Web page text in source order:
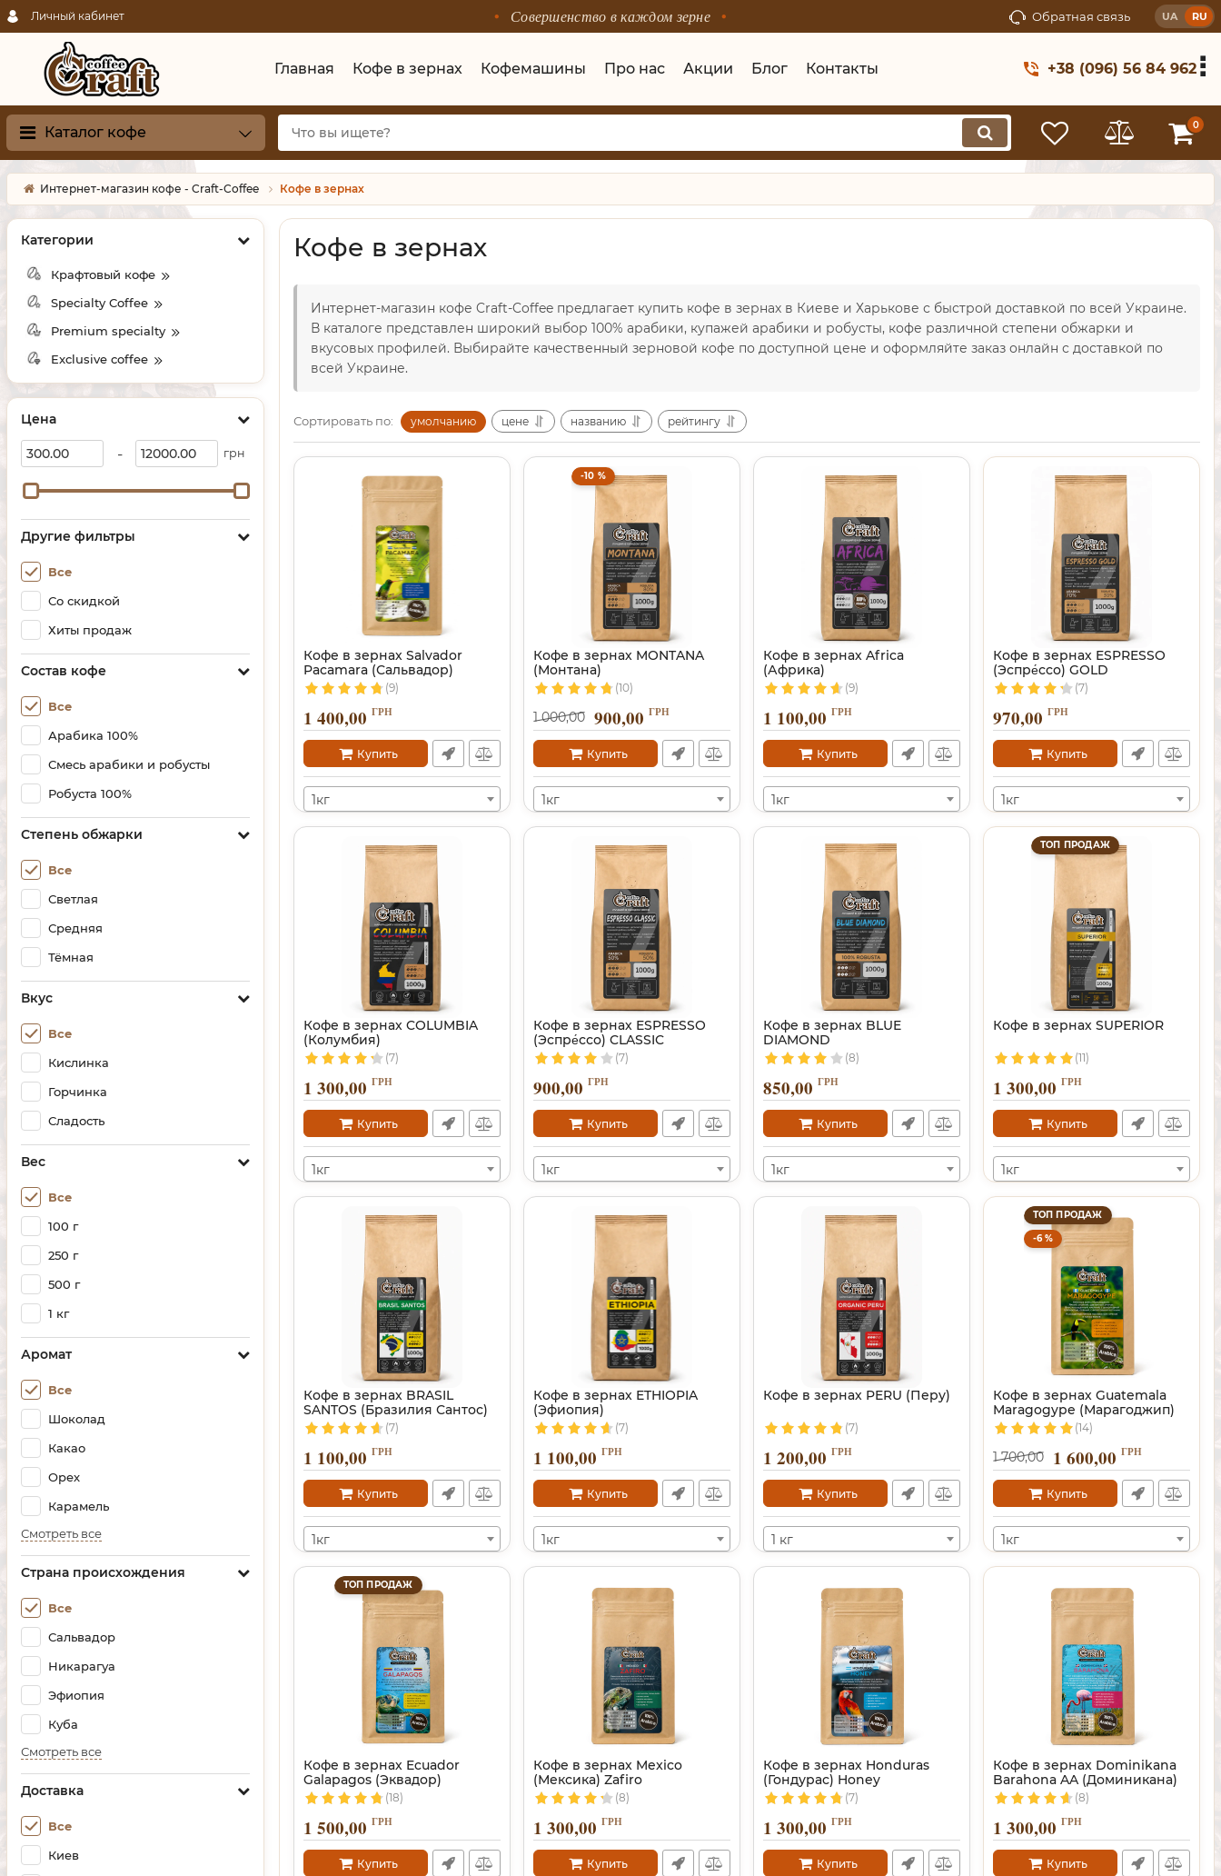
Личный кабинет Совершенство в каждом зерне Обратная связь UA RU
Главная Кофе в зернах Кофемашины Про нас Акции Блог Контакты +38 (096) 56 84 962
Каталог кофе 0
Интернет-магазин кофе - Craft-Coffee Кофе в зернах
Категории
Крафтовый кофе
Specialty Coffee
Premium specialty
Exclusive coffee
Цена
- грн
Другие фильтры
Все
Со скидкой
Хиты продаж
Состав кофе
Все
Арабика 100%
Смесь арабики и робусты
Робуста 100%
Степень обжарки
Все
Светлая
Средняя
Тёмная
Вкус
Все
Кислинка
Горчинка
Сладость
Вес
Все
100 г
250 г
500 г
1 кг
Аромат
Все
Шоколад
Какао
Орех
Карамель
Смотреть все
Страна происхождения
Все
Сальвадор
Никарагуа
Эфиопия
Куба
Смотреть все
Доставка
Все
Киев
Кофе в зернах
Интернет-магазин кофе Craft-Coffee предлагает купить кофе в зернах в Киеве и Харькове с быстрой доставкой по всей Украине.
В каталоге представлен широкий выбор 100% арабики, купажей арабики и робусты, кофе различной степени обжарки и
вкусовых профилей. Выбирайте качественный зерновой кофе по доступной цене и оформляйте заказ онлайн с доставкой по
всей Украине.
Сортировать по: умолчанию цене названию рейтингу
Кофе в зернах Salvador
Pacamara (Сальвадор)
(9)
1 400,00 ГРН
Купить
1кг
-10 %
Кофе в зернах MONTANA
(Монтана)
(10)
1 000,00 900,00 ГРН
Купить
1кг
Кофе в зернах Africa
(Африка)
(9)
1 100,00 ГРН
Купить
1кг
Кофе в зернах ESPRESSO
(Эспре́ссо) GOLD
(7)
970,00 ГРН
Купить
1кг
Кофе в зернах COLUMBIA
(Колумбия)
(7)
1 300,00 ГРН
Купить
1кг
Кофе в зернах ESPRESSO
(Эспре́ссо) CLASSIC
(7)
900,00 ГРН
Купить
1кг
Кофе в зернах BLUE
DIAMOND
(8)
850,00 ГРН
Купить
1кг
ТОП ПРОДАЖ
Кофе в зернах SUPERIOR
(11)
1 300,00 ГРН
Купить
1кг
Кофе в зернах BRASIL
SANTOS (Бразилия Сантос)
(7)
1 100,00 ГРН
Купить
1кг
Кофе в зернах ETHIOPIA
(Эфиопия)
(7)
1 100,00 ГРН
Купить
1кг
Кофе в зернах PERU (Перу)
(7)
1 200,00 ГРН
Купить
1 кг
ТОП ПРОДАЖ
-6 %
Кофе в зернах Guatemala
Maragogype (Марагоджип)
(14)
1 700,00 1 600,00 ГРН
Купить
1кг
ТОП ПРОДАЖ
Кофе в зернах Ecuador
Galapagos (Эквадор)
(18)
1 500,00 ГРН
Купить
Кофе в зернах Mexico
(Мексика) Zafiro
(8)
1 300,00 ГРН
Купить
Кофе в зернах Honduras
(Гондурас) Honey
(7)
1 300,00 ГРН
Купить
Кофе в зернах Dominikana
Barahona AA (Доминикана)
(8)
1 300,00 ГРН
Купить